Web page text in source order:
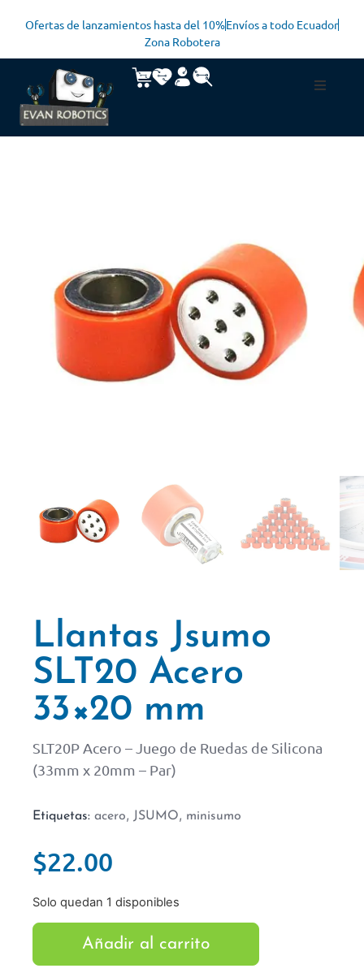
Ofertas de lanzamientos hasta del 10%Envíos a todo Ecuador
Zona Robotera
Llantas Jsumo
SLT20 Acero
33×20 mm
SLT20P Acero – Juego de Ruedas de Silicona
(33mm x 20mm – Par)
Etiquetas: acero, JSUMO, minisumo
$22.00
Solo quedan 1 disponibles
Añadir al carrito